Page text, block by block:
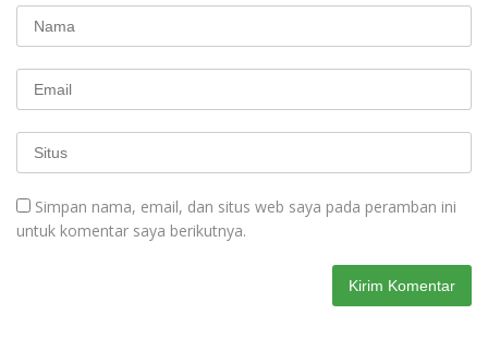
Simpan nama, email, dan situs web saya pada peramban ini
untuk komentar saya berikutnya.